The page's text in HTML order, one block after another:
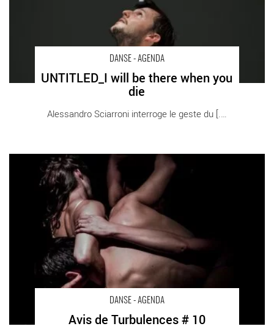
DANSE - AGENDA
UNTITLED_I will be there when you
die
DANSE - AGENDA
Avis de Turbulences # 10
Avis de Turbulences # 10 - Critique sortie Danse Paris Etoile du